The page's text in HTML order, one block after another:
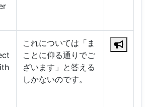
これについては「ま
ことに仰る通りでご
ざいます」と答える
しかないのです。